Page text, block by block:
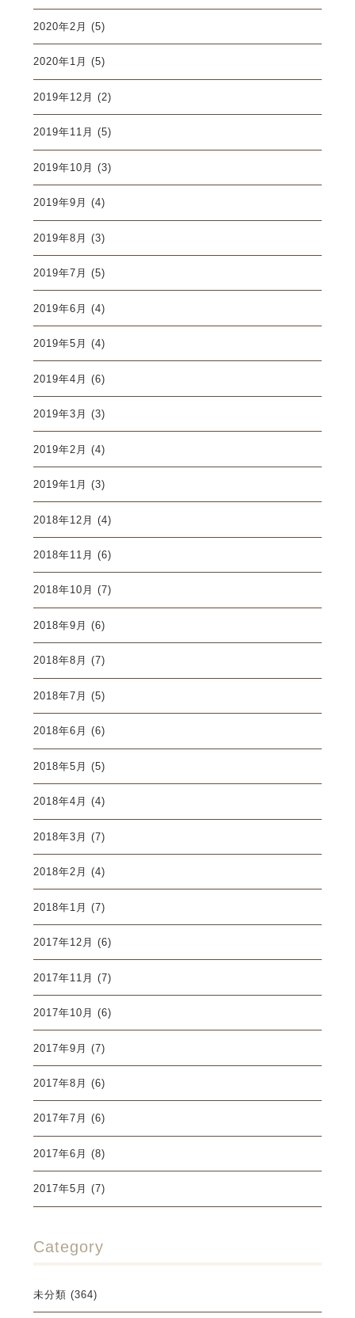
2020年2月 (5)
2020年1月 (5)
2019年12月 (2)
2019年11月 (5)
2019年10月 (3)
2019年9月 (4)
2019年8月 (3)
2019年7月 (5)
2019年6月 (4)
2019年5月 (4)
2019年4月 (6)
2019年3月 (3)
2019年2月 (4)
2019年1月 (3)
2018年12月 (4)
2018年11月 (6)
2018年10月 (7)
2018年9月 (6)
2018年8月 (7)
2018年7月 (5)
2018年6月 (6)
2018年5月 (5)
2018年4月 (4)
2018年3月 (7)
2018年2月 (4)
2018年1月 (7)
2017年12月 (6)
2017年11月 (7)
2017年10月 (6)
2017年9月 (7)
2017年8月 (6)
2017年7月 (6)
2017年6月 (8)
2017年5月 (7)
Category
未分類 (364)